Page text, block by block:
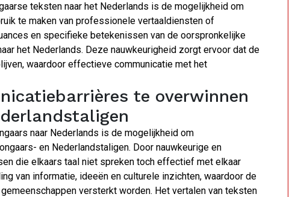
teksten naar het Nederlands is de mogelijkheid om
te maken van professionele vertaaldiensten of
en specifieke betekenissen van de oorspronkelijke
het Nederlands. Deze nauwkeurigheid zorgt ervoor dat de
waardoor effectieve communicatie met het
te overwinnen
naar Nederlands is de mogelijkheid om
en Nederlandstaligen. Door nauwkeurige en
die elkaars taal niet spreken toch effectief met elkaar
van informatie, ideeën en culturele inzichten, waardoor de
versterkt worden. Het vertalen van teksten